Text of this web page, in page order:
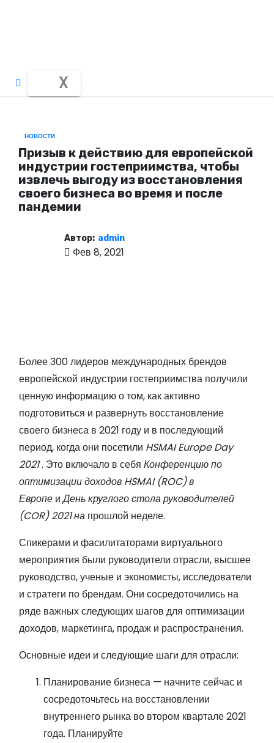
X
НОВОСТИ
Призыв к действию для европейской
индустрии гостеприимства, чтобы
извлечь выгоду из восстановления
своего бизнеса во время и после
пандемии
Автор: admin
Фев 8, 2021
Более 300 лидеров международных брендов
европейской индустрии гостеприимства получили
ценную информацию о том, как активно
подготовиться и развернуть восстановление
своего бизнеса в 2021 году и в последующий
период, когда они посетили HSMAI Europe Day
2021. Это включало в себя Конференцию по
оптимизации доходов HSMAI (ROC) в
Европе иДень круглого стола руководителей
(COR) 2021 на прошлой неделе.
Спикерами и фасилитаторами виртуального
мероприятия были руководители отрасли, высшее
руководство, ученые и экономисты, исследователи
и стратеги по брендам. Они сосредоточились на
ряде важных следующих шагов для оптимизации
доходов, маркетинга, продаж и распространения.
Основные идеи и следующие шаги для отрасли:
Планирование бизнеса — начните сейчас и
сосредоточьтесь на восстановлении
внутреннего рынка во втором квартале 2021
года. Планируйте